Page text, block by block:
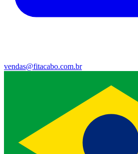
vendas@fitacabo.com.br